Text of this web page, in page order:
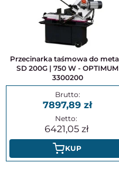
Przecinarka taśmowa do metalu
SD 200G | 750 W - OPTIMUM
3300200
7897,89
6421,05
KUP